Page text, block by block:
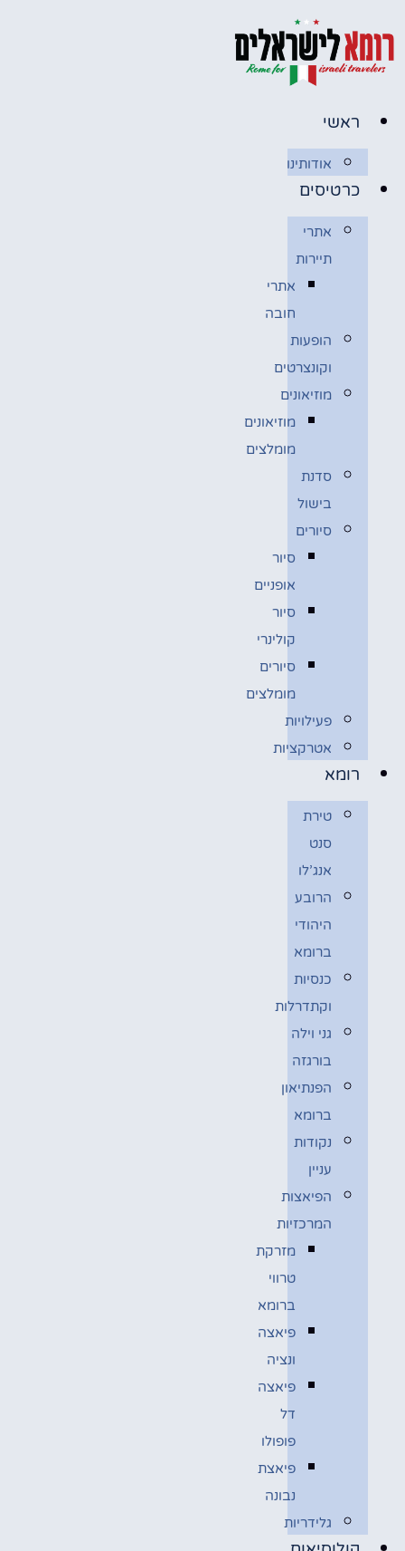
ראשי
אודותינו
כרטיסים
אתרי
תיירות
אתרי
חובה
הופעות
וקונצרטים
מוזיאונים
מוזיאונים
מומלצים
סדנת
בישול
סיורים
סיור
אופניים
סיור
קולינרי
סיורים
מומלצים
פעילויות
אטרקציות
רומא
טירת
סנט
אנג’לו
הרובע
היהודי
ברומא
כנסיות
וקתדרלות
גני וילה
בורגזה
הפנתיאון
ברומא
נקודות
עניין
הפיאצות
המרכזיות
מזרקת
טרווי
ברומא
פיאצה
ונציה
פיאצה
דל
פופולו
פיאצת
נבונה
גלידריות